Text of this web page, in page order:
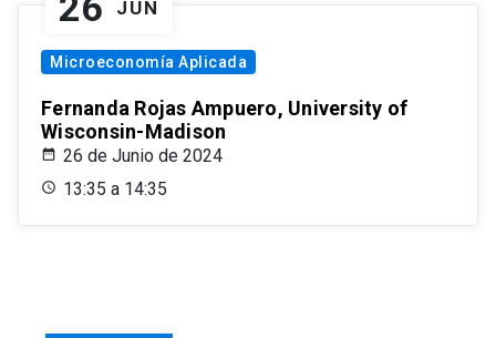
JUN
Microeconomía Aplicada
Fernanda Rojas Ampuero, University of
Wisconsin-Madison
26 de Junio de 2024
13:35 a 14:35